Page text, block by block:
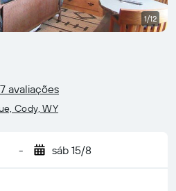
avaliações
Cody, WY
- sáb 15/8
1/12